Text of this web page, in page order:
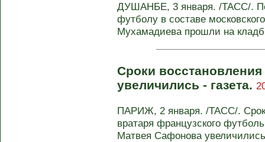
ДУШАНБЕ, 3 января. /ТАСС/.
футболу в составе
Мухамадиева прошли на
Сроки
увеличились - газета.
ПАРИЖ, 2 января. /ТАСС/.
вратаря французского
Матвея Сафонова